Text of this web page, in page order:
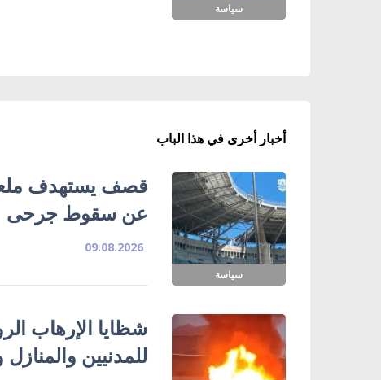
سياسة
أخبار أخرى في هذا الباب
سياسة
قصف يستهدف
عن سقوط جرحى
09.08.2026
شظايا الإرهاب
للمدنيين